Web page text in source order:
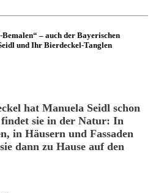
– auch der Bayerischen
und Ihr Bierdeckel-Tanglen
hat Manuela Seidl schon
sie in der Natur: In
in Häusern und Fassaden
dann zu Hause auf den